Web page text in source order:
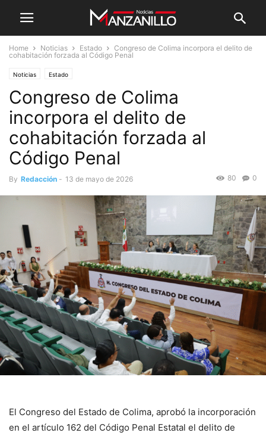
Home Noticias Estado
Congreso de Colima incorpora el delito de
cohabitación forzada al Código Penal
Noticias Estado
Congreso de Colima
incorpora el delito de
cohabitación forzada al
Código Penal
By Redacción - 13 de mayo de 2026 0
80
El Congreso del Estado de Colima, aprobó la incorporación
en el artículo 162 del Código Penal Estatal el delito de